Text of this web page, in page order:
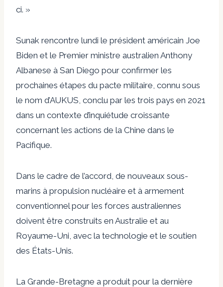
ci. »
Sunak rencontre lundi le président américain Joe
Biden et le Premier ministre australien Anthony
Albanese à San Diego pour confirmer les
prochaines étapes du pacte militaire, connu sous
le nom d’AUKUS, conclu par les trois pays en 2021
dans un contexte d’inquiétude croissante
concernant les actions de la Chine dans le
Pacifique.
Dans le cadre de l’accord, de nouveaux sous-
marins à propulsion nucléaire et à armement
conventionnel pour les forces australiennes
doivent être construits en Australie et au
Royaume-Uni, avec la technologie et le soutien
des États-Unis.
La Grande-Bretagne a produit pour la dernière